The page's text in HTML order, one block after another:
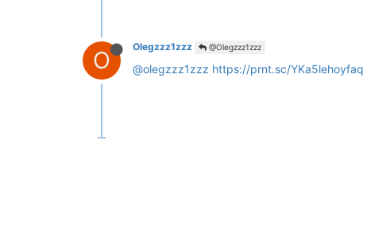
O Olegzzz1zzz @Olegzzz1zzz
@olegzzz1zzz https://prnt.sc/YKa5lehoyfaq